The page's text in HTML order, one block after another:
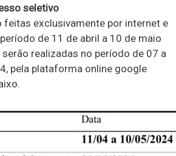
seletivo
feitas exclusivamente por internet e
de 11 de abril a 10 de maio
realizadas no período de 07 a
pela plataforma online google